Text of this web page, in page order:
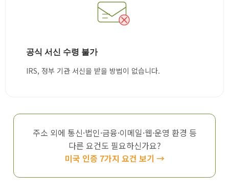
공식 서신 수령 불가
IRS, 정부 기관 서신을 받을 방법이 없습니다.
주소 외에 통신·법인·금융·이메일·웹·운영 환경 등
다른 요건도 필요하신가요?
미국 인증 7가지 요건 보기 →